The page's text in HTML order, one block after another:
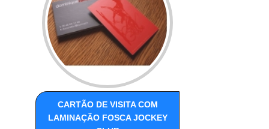
CARTÃO DE VISITA COM
LAMINAÇÃO FOSCA JOCKEY